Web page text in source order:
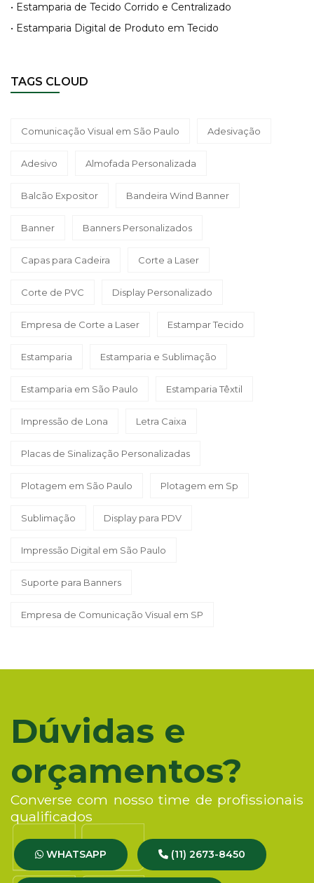
• Estamparia de Tecido Corrido e Centralizado
• Estamparia Digital de Produto em Tecido
TAGS CLOUD
Comunicação Visual em São Paulo Adesivação
Adesivo Almofada Personalizada
Balcão Expositor Bandeira Wind Banner
Banner Banners Personalizados
Capas para Cadeira Corte a Laser
Corte de PVC Display Personalizado
Empresa de Corte a Laser Estampar Tecido
Estamparia Estamparia e Sublimação
Estamparia em São Paulo Estamparia Têxtil
Impressão de Lona Letra Caixa
Placas de Sinalização Personalizadas
Plotagem em São Paulo Plotagem em Sp
Sublimação Display para PDV
Impressão Digital em São Paulo
Suporte para Banners
Empresa de Comunicação Visual em SP
Dúvidas e
orçamentos?
Converse com nosso time de profissionais
qualificados
WHATSAPP (11) 2673-8450